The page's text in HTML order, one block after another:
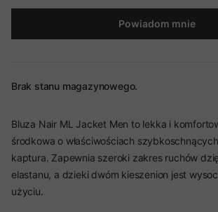
Powiadom mnie
Brak stanu magazynowego.
Bluza Nair ML Jacket Men to lekka i
środkowa o właściwościach
kaptura. Zapewnia szeroki zakres ruchów
elastanu, a dzieki dwóm kieszenion jest
użyciu.